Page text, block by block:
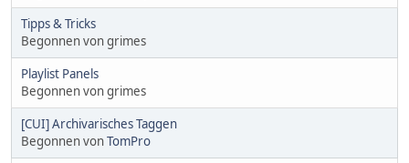
Tipps & Tricks
Begonnen von grimes
Playlist Panels
Begonnen von grimes
[CUI] Archivarisches Taggen
Begonnen vonTomPro